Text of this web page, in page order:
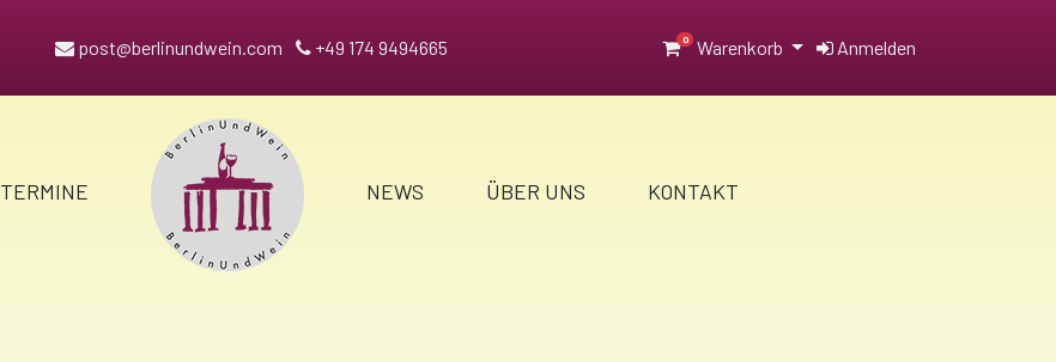
post@berlinundwein.com +49 174 9494665 0 Warenkorb Anmelden
TERMINE NEWS ÜBER UNS KONTAKT